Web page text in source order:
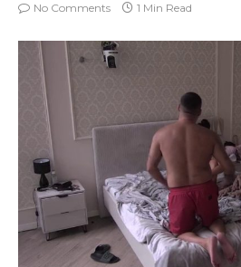
No Comments
1 Min Read